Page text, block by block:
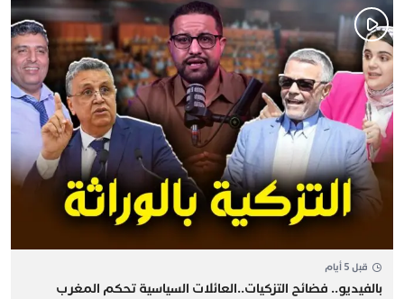
قبل 5 أيام
بالفيديو.. فضائح التزكيات..العائلات السياسية تحكم المغرب